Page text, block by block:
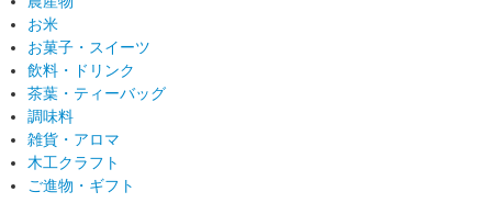
お米
お菓子・スイーツ
飲料・ドリンク
茶葉・ティーバッグ
調味料
雑貨・アロマ
木工クラフト
ご進物・ギフト